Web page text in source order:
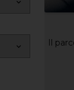
della